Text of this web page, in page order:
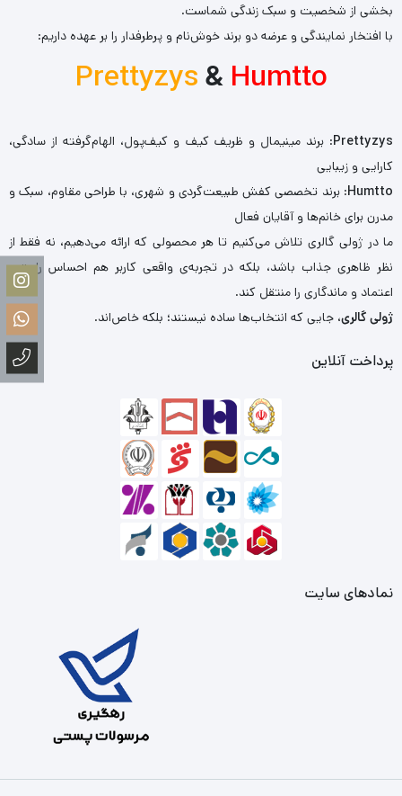
بخشی از شخصیت و سبک زندگی شماست.
با افتخار نمایندگی و عرضه دو برند خوش‌نام و پرطرفدار را بر عهده داریم:
Prettyzys& Humtto
Prettyzys: برند مینیمال و ظریف کیف و کیف‌پول، الهام‌گرفته از سادگی،
کارایی و زیبایی
Humtto: برند تخصصی کفش طبیعت‌گردی و شهری، با طراحی مقاوم، سبک و
مدرن برای خانم‌ها و آقایان فعال
ما در ژولی گالری تلاش می‌کنیم تا هر محصولی که ارائه می‌دهیم، نه فقط از
نظر ظاهری جذاب باشد، بلکه در تجربه‌ی واقعی کاربر هم احساس راحتی،
اعتماد و ماندگاری را منتقل کند.
ژولی گالری، جایی که انتخاب‌ها ساده نیستند؛ بلکه خاص‌اند.
پرداخت آنلاین
نمادهای سایت